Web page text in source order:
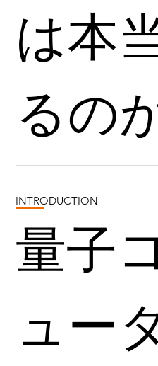
は本
るの
量子
ュー
INTRODUCTION